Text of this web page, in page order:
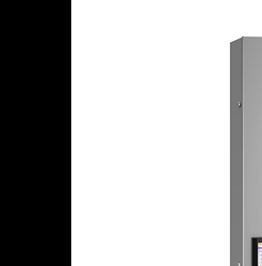
Z200 (короткая база)